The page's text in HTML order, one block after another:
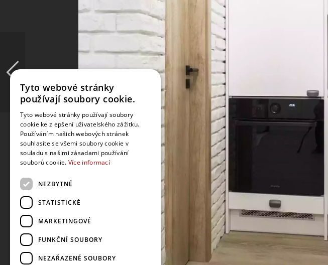
Tyto webové stránky
používají soubory cookie.
Tyto webové stránky používají soubory
cookie ke zlepšení uživatelského zážitku.
Používáním našich webových stránek
souhlasíte se všemi soubory cookie v
souladu s našimi zásadami používání
souborů cookie. Více informací
NEZBYTNÉ
STATISTICKÉ
MARKETINGOVÉ
FUNKČNÍ SOUBORY
NEZAŘAZENÉ SOUBORY